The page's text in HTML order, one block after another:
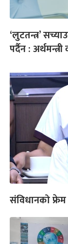
‘लुटतन्त्र’
पर्दैन :
संविधानको फ्रेम